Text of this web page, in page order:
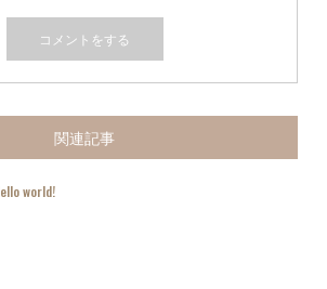
関連記事
world!